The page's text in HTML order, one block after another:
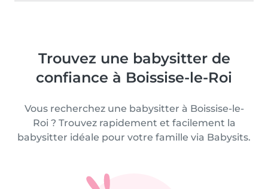
Trouvez une babysitter de
confiance à Boissise-le-Roi
Vous recherchez une babysitter à Boissise-le-
Roi ? Trouvez rapidement et facilement la
babysitter idéale pour votre famille via Babysits.